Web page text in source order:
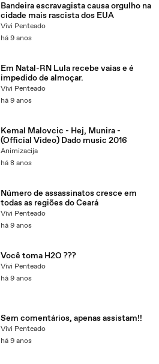
Bandeira escravagista causa orgulho na
cidade mais rascista dos EUA
Vivi Penteado
há 9 anos
Em Natal-RN Lula recebe vaias e é
impedido de almoçar.
Vivi Penteado
há 9 anos
Kemal Malovcic - Hej, Munira -
(Official Video) Dado music 2016
Animizacija
há 8 anos
Número de assassinatos cresce em
todas as regiões do Ceará
Vivi Penteado
há 9 anos
Você toma H2O ???
Vivi Penteado
há 9 anos
Sem comentários, apenas assistam!!
Vivi Penteado
há 9 anos